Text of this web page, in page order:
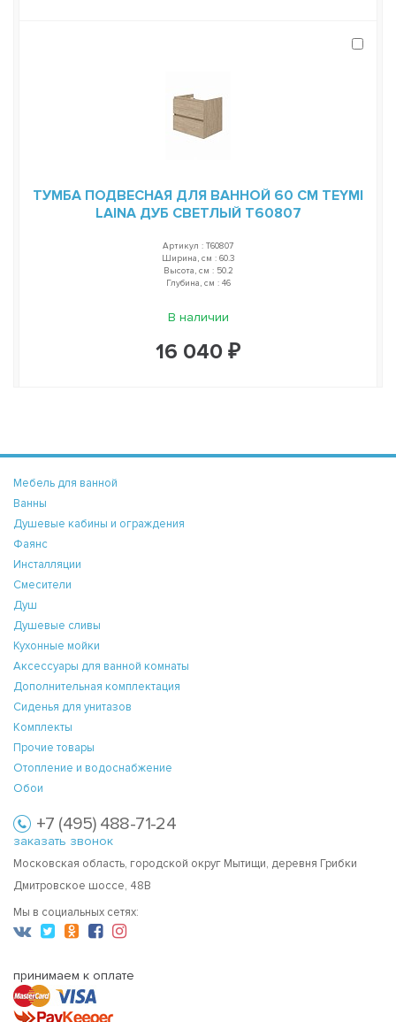
ТУМБА ПОДВЕСНАЯ ДЛЯ ВАННОЙ 60 СМ TEYMI
LAINA ДУБ СВЕТЛЫЙ T60807
Артикул : T60807
Ширина, см : 60.3
Высота, см : 50.2
Глубина, см : 46
В наличии
16 040 ₽
Мебель для ванной
Ванны
Душевые кабины и ограждения
Фаянс
Инсталляции
Смесители
Душ
Душевые сливы
Кухонные мойки
Аксессуары для ванной комнаты
Дополнительная комплектация
Сиденья для унитазов
Комплекты
Прочие товары
Отопление и водоснабжение
Обои
+7 (495) 488-71-24
заказать звонок
Московская область, городской округ Мытищи, деревня Грибки
Дмитровское шоссе, 48В
Мы в социальных сетях:
принимаем к оплате